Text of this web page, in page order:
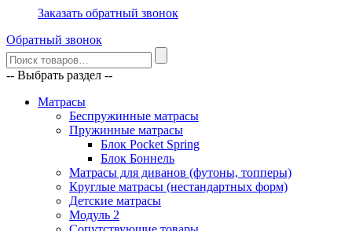
Заказать обратный звонок
Обратный звонок
-- Выбрать раздел --
Матрасы
Беспружинные матрасы
Пружинные матрасы
Блок Pocket Spring
Блок Боннель
Матрасы для диванов (футоны, топперы)
Круглые матрасы (нестандартных форм)
Детские матрасы
Модуль 2